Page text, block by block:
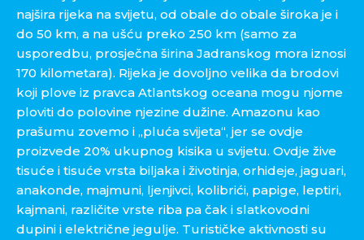
najšira rijeka na svijetu, od obale do obale široka je i
do 50 km, a na ušću preko 250 km (samo za
usporedbu, prosječna širina Jadranskog mora iznosi
170 kilometara). Rijeka je dovoljno velika da brodovi
koji plove iz pravca Atlantskog oceana mogu njome
ploviti do polovine njezine dužine. Amazonu kao
prašumu zovemo i „pluća svijeta“, jer se ovdje
proizvede 20% ukupnog kisika u svijetu. Ovdje žive
tisuće i tisuće vrsta biljaka i životinja, orhideje, jaguari,
anakonde, majmuni, ljenjivci, kolibrići, papige, leptiri,
kajmani, različite vrste riba pa čak i slatkovodni
dupini i električne jegulje. Turističke aktivnosti su